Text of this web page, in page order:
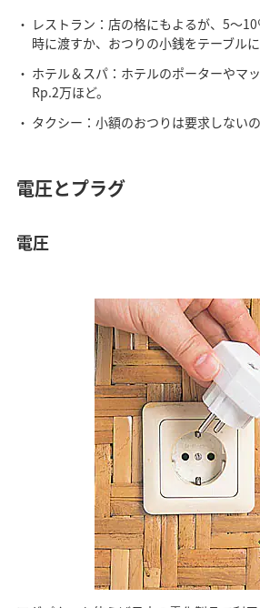
レストラン：店の格にもよるが、5～
時に渡すか、おつりの小銭をテーブルに
ホテル＆スパ：ホテルのポーターやマ
Rp.2万ほど。
タクシー：小額のおつりは要求しない
電圧とプラグ
電圧